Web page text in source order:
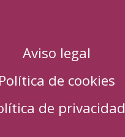
Aviso legal
Política de cookies
de privacidad